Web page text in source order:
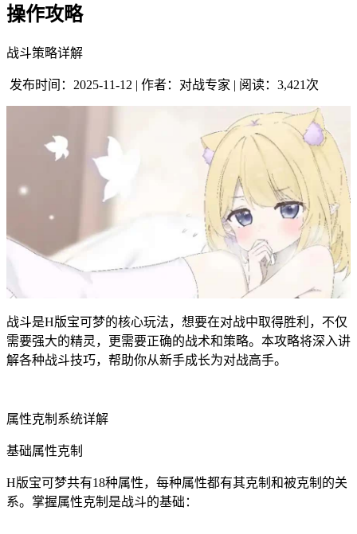
操作攻略
战斗策略详解
发布时间：2025-11-12 | 作者：对战专家 | 阅读：3,421次
战斗是H版宝可梦的核心玩法，想要在对战中取得胜利，不仅
需要强大的精灵，更需要正确的战术和策略。本攻略将深入讲
解各种战斗技巧，帮助你从新手成长为对战高手。
属性克制系统详解
基础属性克制
H版宝可梦共有18种属性，每种属性都有其克制和被克制的关
系。掌握属性克制是战斗的基础：